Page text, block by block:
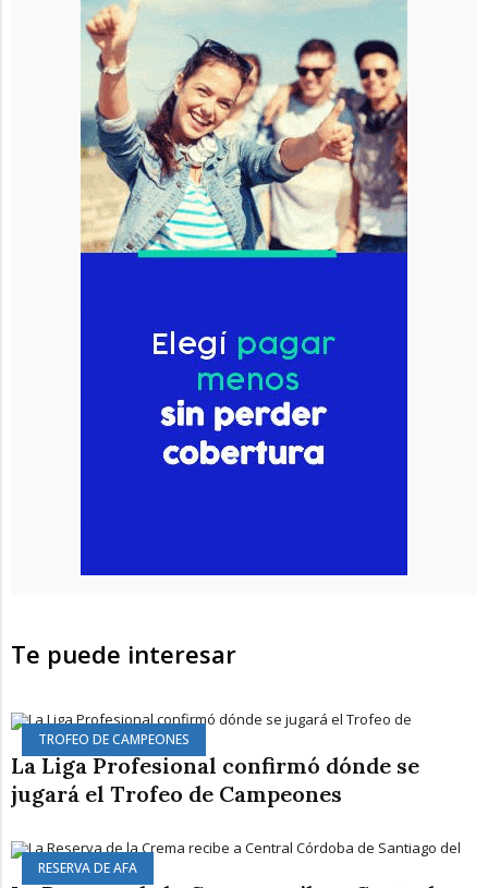
Te puede interesar
TROFEO DE CAMPEONES
La Liga Profesional confirmó dónde se
jugará el Trofeo de Campeones
RESERVA DE AFA